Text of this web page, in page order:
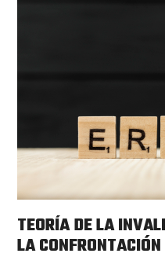
TEORÍA DE LA
LA